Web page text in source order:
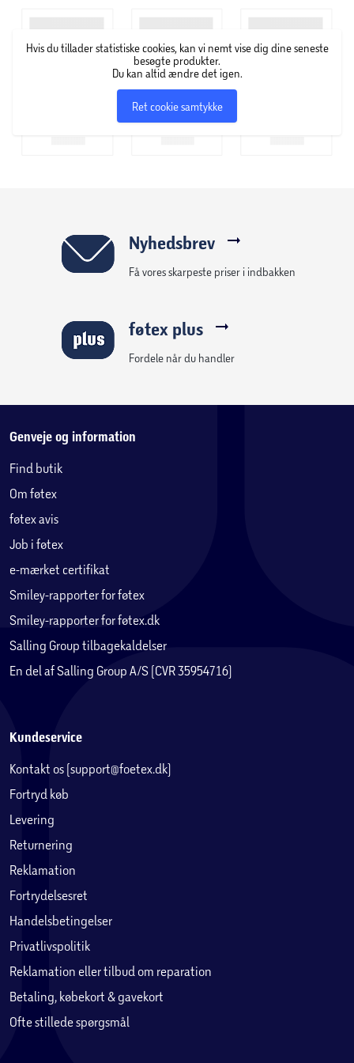
Hvis du tillader statistiske cookies, kan vi nemt vise dig dine seneste
besøgte produkter.
Du kan altid ændre det igen.
Ret cookie samtykke
Nyhedsbrev
Få vores skarpeste priser i indbakken
føtex plus
Fordele når du handler
Genveje og information
Find butik
Om føtex
føtex avis
Job i føtex
e-mærket certifikat
Smiley-rapporter for føtex
Smiley-rapporter for føtex.dk
Salling Group tilbagekaldelser
En del af Salling Group A/S (CVR 35954716)
Kundeservice
Kontakt os (support@foetex.dk)
Fortryd køb
Levering
Returnering
Reklamation
Fortrydelsesret
Handelsbetingelser
Privatlivspolitik
Reklamation eller tilbud om reparation
Betaling, købekort & gavekort
Ofte stillede spørgsmål